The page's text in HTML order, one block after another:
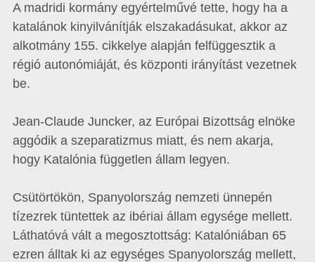
A madridi kormány egyértelművé tette, hogy ha a
katalánok kinyilvánítják elszakadásukat, akkor az
alkotmány 155. cikkelye alapján felfüggesztik a
régió autonómiáját, és központi irányítást vezetnek
be.
Jean-Claude Juncker, az Európai Bizottság elnöke
aggódik a szeparatizmus miatt, és nem akarja,
hogy Katalónia független állam legyen.
Csütörtökön, Spanyolország nemzeti ünnepén
tízezrek tüntettek az ibériai állam egysége mellett.
Láthatóvá vált a megosztottság: Katalóniában 65
ezren álltak ki az egységes Spanyolország mellett,